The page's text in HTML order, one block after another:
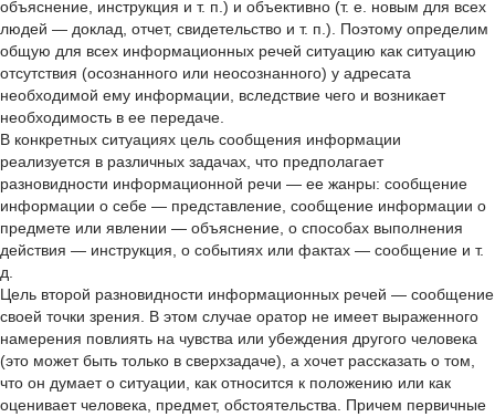
объяснение, инструкция и т. п.) и объективно (т. е. новым для всех
людей — доклад, отчет, свидетельство и т. п.). Поэтому определим
общую для всех информационных речей ситуацию как ситуацию
отсутствия (осознанного или неосознанного) у адресата
необходимой ему информации, вследствие чего и возникает
необходимость в ее передаче.
В конкретных ситуациях цель сообщения информации
реализуется в различных задачах, что предполагает
разновидности информационной речи — ее жанры: сообщение
информации о себе — представление, сообщение информации о
предмете или явлении — объяснение, о способах выполнения
действия — инструкция, о событиях или фактах — сообщение и т.
д.
Цель второй разновидности информационных речей — сообщение
своей точки зрения. В этом случае оратор не имеет выраженного
намерения повлиять на чувства или убеждения другого человека
(это может быть только в сверхзадаче), а хочет рассказать о том,
что он думает о ситуации, как относится к положению или как
оценивает человека, предмет, обстоятельства. Причем первичные